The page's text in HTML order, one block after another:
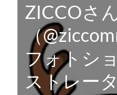
ZICCOさ
（
フォトシ
ストレー